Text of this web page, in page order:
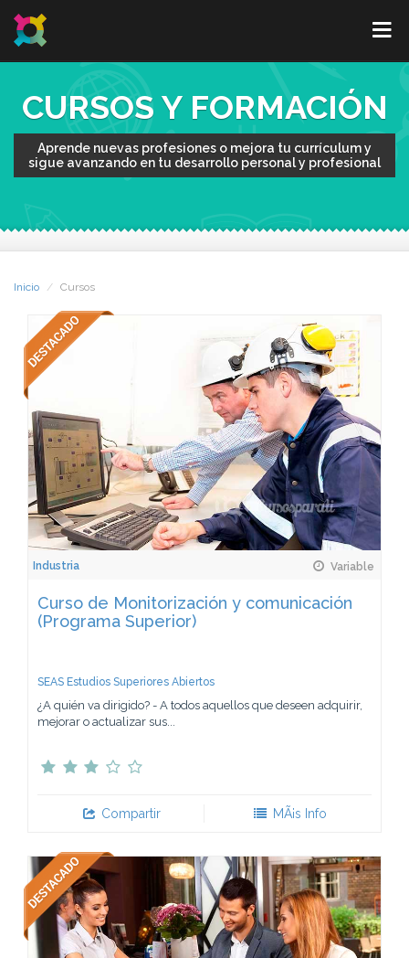
CURSOS Y FORMACIÓN
Aprende nuevas profesiones o mejora tu currículum y
sigue avanzando en tu desarrollo personal y profesional
Inicio Cursos
Industria Variable
Curso de Monitorización y comunicación
(Programa Superior)
SEAS Estudios Superiores Abiertos
¿A quién va dirigido? - A todos aquellos que deseen adquirir,
mejorar o actualizar sus...
Compartir MÃ¡s Info